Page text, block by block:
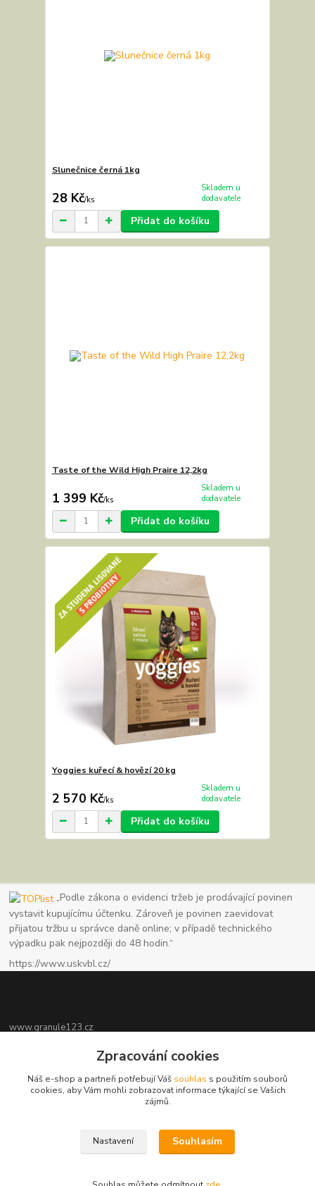
Slunečnice černá 1kg
28 Kč/ks
Skladem u
dodavatele
Přidat do košíku
Taste of the Wild High Praire 12,2kg
1 399 Kč/ks
Skladem u
dodavatele
Přidat do košíku
Yoggies kuřecí & hovězí 20 kg
2 570 Kč/ks
Skladem u
dodavatele
Přidat do košíku
„Podle zákona o evidenci tržeb je prodávající povinen
vystavit kupujícímu účtenku. Zároveň je povinen zaevidovat
přijatou tržbu u správce daně online; v případě technického
výpadku pak nejpozději do 48 hodin.“
https://www.uskvbl.cz/
www.granule123.cz
+420775964988
Ut - Pá 8:30 - 16:30, So 8:30 - 11:00
Zpracování cookies
Náš e-shop a partneři potřebují Váš souhlas s použitím souborů
cookies, aby Vám mohli zobrazovat informace týkající se Vašich
zájmů.
Nastavení Souhlasím